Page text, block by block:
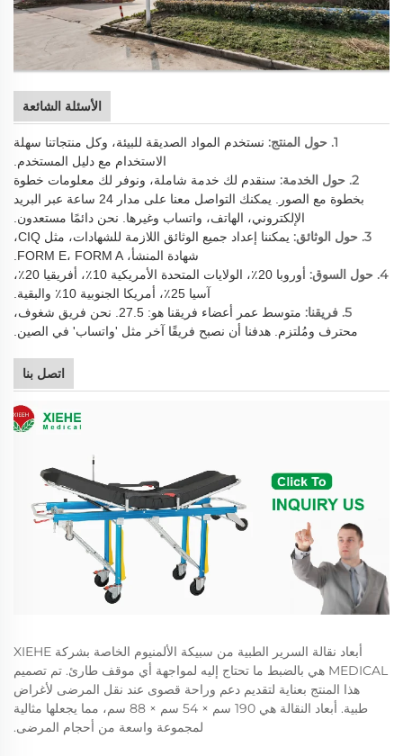
الأسئلة الشائعة
1. حول المنتج:
نستخدم المواد الصديقة للبيئة، وكل منتجاتنا سهلة
الاستخدام مع دليل المستخدم.
2. حول الخدمة:
سنقدم لك خدمة شاملة، ونوفر لك معلومات خطوة
بخطوة مع الصور. يمكنك التواصل معنا على مدار 24 ساعة عبر البريد
الإلكتروني، الهاتف، واتساب وغيرها. نحن دائمًا مستعدون.
3. حول الوثائق:
يمكننا إعداد جميع الوثائق اللازمة للشهادات، مثل CIQ،
شهادة المنشأ، FORM E، FORM A.
4. حول السوق:
أوروبا 20٪، الولايات المتحدة الأمريكية 10٪، أفريقيا 20٪،
آسيا 25٪، أمريكا الجنوبية 10٪ والبقية.
5. فريقنا:
متوسط عمر أعضاء فريقنا هو: 27.5. نحن فريق شغوف،
محترف ومُلتزم. هدفنا أن نصبح فريقًا آخر مثل 'واتساب' في الصين.
اتصل بنا
أبعاد نقالة السرير الطبية من سبيكة الألمنيوم الخاصة بشركة XIEHE
MEDICAL هي بالضبط ما تحتاج إليه لمواجهة أي موقف طارئ. تم تصميم
هذا المنتج بعناية لتقديم دعم وراحة قصوى عند نقل المرضى لأغراض
طبية. أبعاد النقالة هي 190 سم × 54 سم × 88 سم، مما يجعلها مثالية
لمجموعة واسعة من أحجام المرضى.